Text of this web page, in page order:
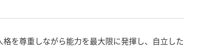
を尊重しながら能力を最大限に発揮し、自立した